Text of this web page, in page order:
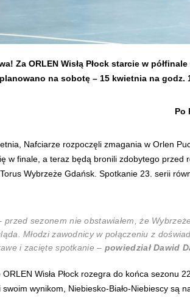
Za ORLEN Wisłą Płock starcie w
na sobotę – 15 kwietnia na godz.
Po
Nafciarze rozpoczęli zmagania w Orlen
w finale, a teraz będą bronili zdobytego
Wybrzeże Gdańsk. Spotkanie 23. serii
przed sezonem nie obstawiałem, że
Młodzi zawodnicy w połączeniu z
i zacięte spotkanie– powiedział Dawid
Wisła Płock rozegra do końca
wynikom, Niebiesko-Biało-Niebiescy